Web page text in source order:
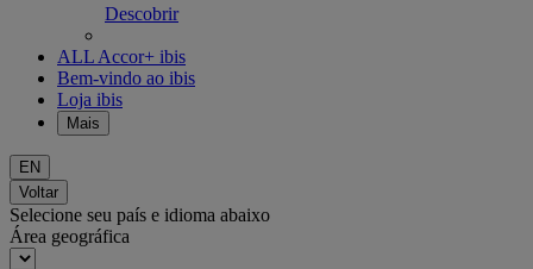
Descobrir
ALL Accor+ ibis
Bem-vindo ao ibis
Loja ibis
Mais
EN
Voltar
Selecione seu país e idioma abaixo
Área geográfica